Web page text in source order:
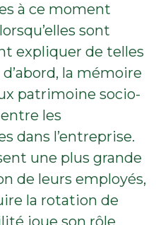
à ce moment
sont
expliquer de telles
la mémoire
patrimoine socio-
les
dans l’entreprise.
une plus grande
de leurs employés,
la rotation de